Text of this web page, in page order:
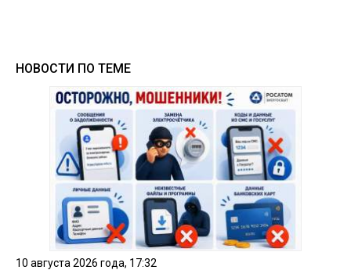
НОВОСТИ ПО ТЕМЕ
10 августа 2026 года, 17:32